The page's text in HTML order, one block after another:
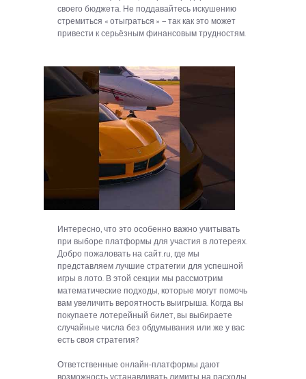
своего бюджета. Не поддавайтесь искушению
стремиться « отыграться » — так как это может
привести к серьёзным финансовым трудностям.
Интересно, что это особенно важно учитывать
при выборе платформы для участия в лотереях.
Добро пожаловать на сайт.ru, где мы
представляем лучшие стратегии для успешной
игры в лото. В этой секции мы рассмотрим
математические подходы, которые могут помочь
вам увеличить вероятность выигрыша. Когда вы
покупаете лотерейный билет, вы выбираете
случайные числа без обдумывания или же у вас
есть своя стратегия?
Ответственные онлайн-платформы дают